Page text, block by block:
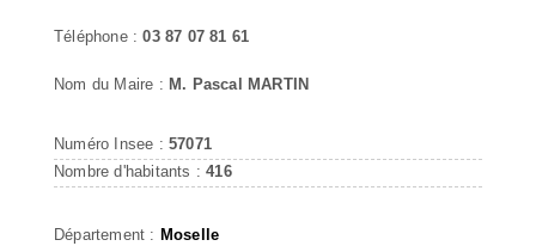
Téléphone :03 87 07 81 61
Nom du Maire : M. Pascal MARTIN
Numéro Insee : 57071
Nombre d'habitants :416
Département : Moselle